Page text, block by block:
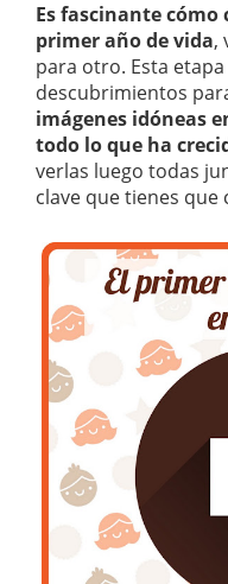
Es fascinante
primer año de vida,
para otro. Esta
descubrimientos
imágenes idóneas
todo lo que ha
verlas luego todas
clave que tienes que